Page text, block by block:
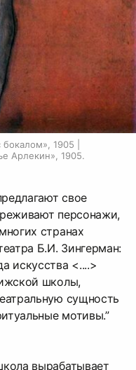
1905 |
Арлекин», 1905.
свое
персонажи,
странах
Б.И. Зингерман:
искусства <....>
школы,
сущность
мотивы.”
вырабатывает